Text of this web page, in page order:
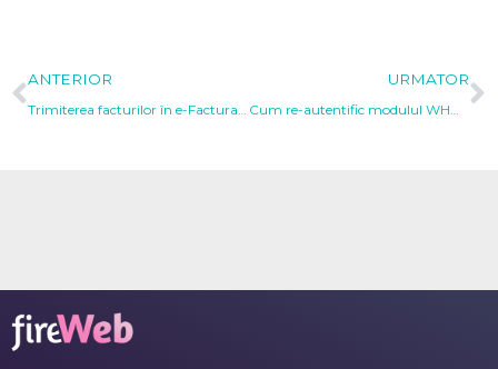
Prev
ANTERIOR URMATOR